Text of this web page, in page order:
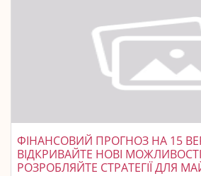
ФІНАНСОВИЙ ПРОГНОЗ НА 15
ВІДКРИВАЙТЕ НОВІ
РОЗРОБЛЯЙТЕ СТРАТЕГІЇ ДЛЯ